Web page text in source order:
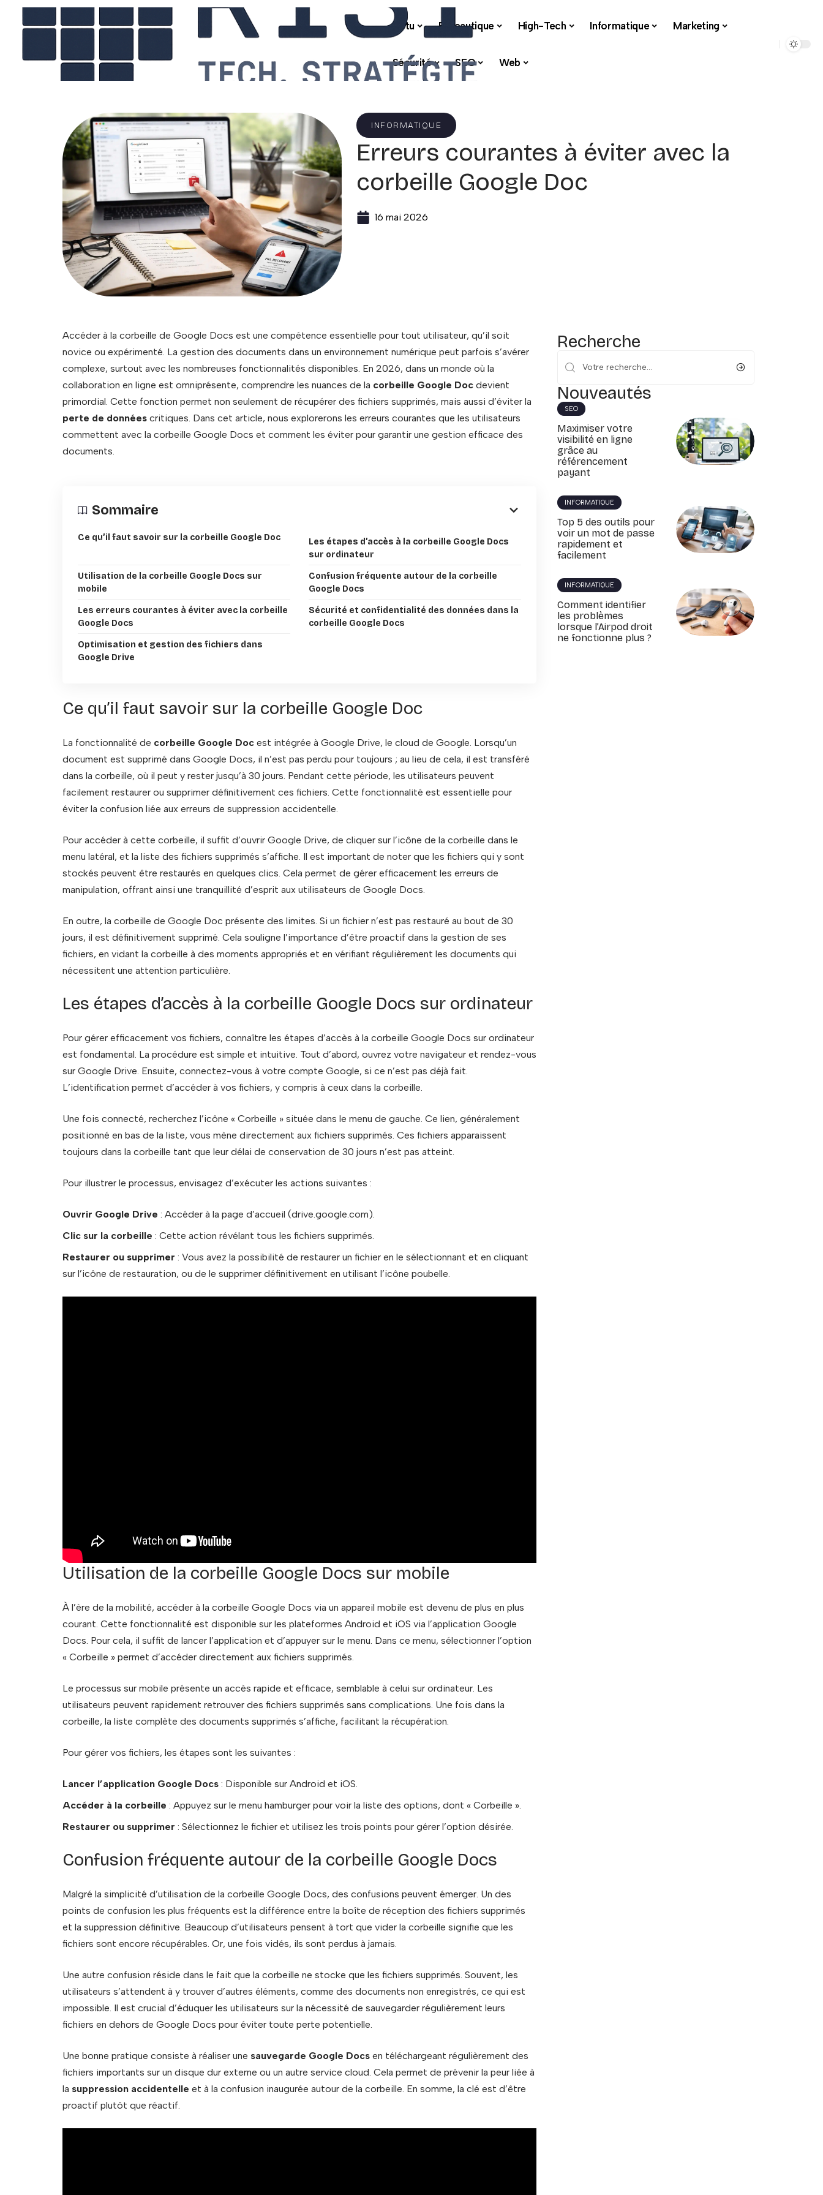
Actu Bureautique High-Tech Informatique Marketing
Sécurité SEO Web
INFORMATIQUE
Erreurs courantes à éviter avec la
corbeille Google Doc
16 mai 2026
Accéder à la corbeille de Google Docs est une compétence essentielle pour tout utilisateur, qu’il soit
novice ou expérimenté. La gestion des documents dans un environnement numérique peut parfois s’avérer
complexe, surtout avec les nombreuses fonctionnalités disponibles. En 2026, dans un monde où la
collaboration en ligne est omniprésente, comprendre les nuances de la corbeille Google Doc devient
primordial. Cette fonction permet non seulement de récupérer des fichiers supprimés, mais aussi d’éviter la
perte de données critiques. Dans cet article, nous explorerons les erreurs courantes que les utilisateurs
commettent avec la corbeille Google Docs et comment les éviter pour garantir une gestion efficace des
documents.
Sommaire
Ce qu’il faut savoir sur la corbeille Google Doc
Les étapes d’accès à la corbeille Google Docs
sur ordinateur
Utilisation de la corbeille Google Docs sur
mobile
Confusion fréquente autour de la corbeille
Google Docs
Les erreurs courantes à éviter avec la corbeille
Google Docs
Sécurité et confidentialité des données dans la
corbeille Google Docs
Optimisation et gestion des fichiers dans
Google Drive
Ce qu’il faut savoir sur la corbeille Google Doc
La fonctionnalité de corbeille Google Doc est intégrée à Google Drive, le cloud de Google. Lorsqu’un
document est supprimé dans Google Docs, il n’est pas perdu pour toujours ; au lieu de cela, il est transféré
dans la corbeille, où il peut y rester jusqu’à 30 jours. Pendant cette période, les utilisateurs peuvent
facilement restaurer ou supprimer définitivement ces fichiers. Cette fonctionnalité est essentielle pour
éviter la confusion liée aux erreurs de suppression accidentelle.
Pour accéder à cette corbeille, il suffit d’ouvrir Google Drive, de cliquer sur l’icône de la corbeille dans le
menu latéral, et la liste des fichiers supprimés s’affiche. Il est important de noter que les fichiers qui y sont
stockés peuvent être restaurés en quelques clics. Cela permet de gérer efficacement les erreurs de
manipulation, offrant ainsi une tranquillité d’esprit aux utilisateurs de Google Docs.
En outre, la corbeille de Google Doc présente des limites. Si un fichier n’est pas restauré au bout de 30
jours, il est définitivement supprimé. Cela souligne l’importance d’être proactif dans la gestion de ses
fichiers, en vidant la corbeille à des moments appropriés et en vérifiant régulièrement les documents qui
nécessitent une attention particulière.
Les étapes d’accès à la corbeille Google Docs sur ordinateur
Pour gérer efficacement vos fichiers, connaître les étapes d’accès à la corbeille Google Docs sur ordinateur
est fondamental. La procédure est simple et intuitive. Tout d’abord, ouvrez votre navigateur et rendez-vous
sur Google Drive. Ensuite, connectez-vous à votre compte Google, si ce n’est pas déjà fait.
L’identification permet d’accéder à vos fichiers, y compris à ceux dans la corbeille.
Une fois connecté, recherchez l’icône « Corbeille » située dans le menu de gauche. Ce lien, généralement
positionné en bas de la liste, vous mène directement aux fichiers supprimés. Ces fichiers apparaissent
toujours dans la corbeille tant que leur délai de conservation de 30 jours n’est pas atteint.
Pour illustrer le processus, envisagez d’exécuter les actions suivantes :
Ouvrir Google Drive : Accéder à la page d’accueil (drive.google.com).
Clic sur la corbeille : Cette action révélant tous les fichiers supprimés.
Restaurer ou supprimer : Vous avez la possibilité de restaurer un fichier en le sélectionnant et en cliquant
sur l’icône de restauration, ou de le supprimer définitivement en utilisant l’icône poubelle.
Utilisation de la corbeille Google Docs sur mobile
À l’ère de la mobilité, accéder à la corbeille Google Docs via un appareil mobile est devenu de plus en plus
courant. Cette fonctionnalité est disponible sur les plateformes Android et iOS via l’application Google
Docs. Pour cela, il suffit de lancer l’application et d’appuyer sur le menu. Dans ce menu, sélectionner l’option
« Corbeille » permet d’accéder directement aux fichiers supprimés.
Le processus sur mobile présente un accès rapide et efficace, semblable à celui sur ordinateur. Les
utilisateurs peuvent rapidement retrouver des fichiers supprimés sans complications. Une fois dans la
corbeille, la liste complète des documents supprimés s’affiche, facilitant la récupération.
Pour gérer vos fichiers, les étapes sont les suivantes :
Lancer l’application Google Docs : Disponible sur Android et iOS.
Accéder à la corbeille : Appuyez sur le menu hamburger pour voir la liste des options, dont « Corbeille ».
Restaurer ou supprimer : Sélectionnez le fichier et utilisez les trois points pour gérer l’option désirée.
Confusion fréquente autour de la corbeille Google Docs
Malgré la simplicité d’utilisation de la corbeille Google Docs, des confusions peuvent émerger. Un des
points de confusion les plus fréquents est la différence entre la boîte de réception des fichiers supprimés
et la suppression définitive. Beaucoup d’utilisateurs pensent à tort que vider la corbeille signifie que les
fichiers sont encore récupérables. Or, une fois vidés, ils sont perdus à jamais.
Une autre confusion réside dans le fait que la corbeille ne stocke que les fichiers supprimés. Souvent, les
utilisateurs s’attendent à y trouver d’autres éléments, comme des documents non enregistrés, ce qui est
impossible. Il est crucial d’éduquer les utilisateurs sur la nécessité de sauvegarder régulièrement leurs
fichiers en dehors de Google Docs pour éviter toute perte potentielle.
Une bonne pratique consiste à réaliser une sauvegarde Google Docs en téléchargeant régulièrement des
fichiers importants sur un disque dur externe ou un autre service cloud. Cela permet de prévenir la peur liée à
la suppression accidentelle et à la confusion inaugurée autour de la corbeille. En somme, la clé est d’être
proactif plutôt que réactif.
Recherche
Nouveautés
SEO
Maximiser votre
visibilité en ligne
grâce au
référencement
payant
INFORMATIQUE
Top 5 des outils pour
voir un mot de passe
rapidement et
facilement
INFORMATIQUE
Comment identifier
les problèmes
lorsque l’Airpod droit
ne fonctionne plus ?